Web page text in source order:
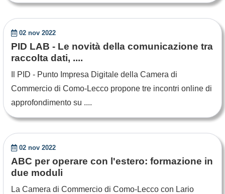
02 nov 2022
PID LAB - Le novità della comunicazione tra
raccolta dati, ....
Il PID - Punto Impresa Digitale della Camera di
Commercio di Como-Lecco propone tre incontri online di
approfondimento su ....
02 nov 2022
ABC per operare con l'estero: formazione in
due moduli
La Camera di Commercio di Como-Lecco con Lario